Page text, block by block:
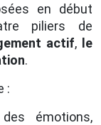
en début
piliers de
actif, le
.
:
émotions,